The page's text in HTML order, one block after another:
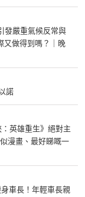
發嚴重氣候反常與
又做得到嗎？｜晚
諾
：英雄重生》絕對主
漫畫、最好睇嘅一
身車長！年輕車長親